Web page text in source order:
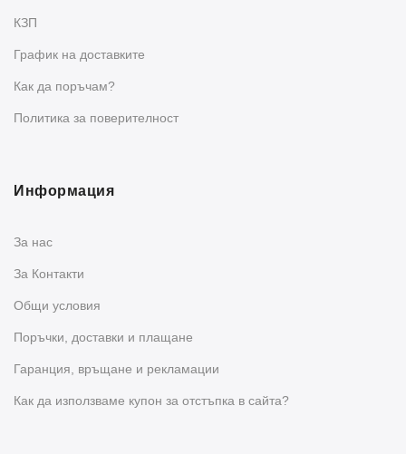
КЗП
График на доставките
Как да поръчам?
Политика за поверителност
Информация
За нас
За Контакти
Общи условия
Поръчки, доставки и плащане
Гаранция, връщане и рекламации
Как да използваме купон за отстъпка в сайта?